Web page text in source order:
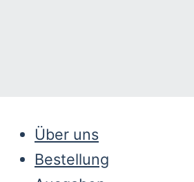
Über uns
Bestellung